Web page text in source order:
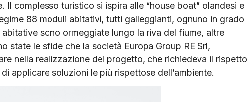
complesso turistico si ispira alle “house boat” olandesi e
88 moduli abitativi, tutti galleggianti, ognuno in grado
sono ormeggiate lungo la riva del fiume, altre
state le sfide che la società Europa Group RE Srl,
nella realizzazione del progetto, che richiedeva il rispetto
applicare soluzioni le più rispettose dell’ambiente.